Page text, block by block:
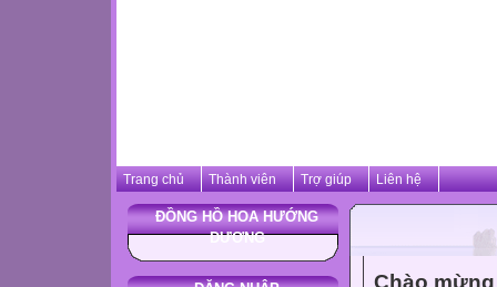
Trang chủ Thành viên Trợ giúp Liên hệ
ĐỒNG HỒ HOA HƯỚNG
DƯƠNG
Chào